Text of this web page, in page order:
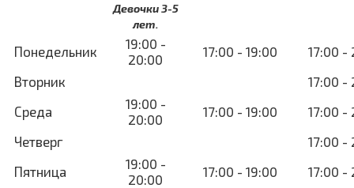
Девочки 3-5
лет.
Понедельник
19:00 -
20:00
17:00 - 19:00
17:00 -
Вторник
17:00 -
Среда
19:00 -
20:00
17:00 - 19:00
17:00 -
Четверг
17:00 -
Пятница
19:00 -
20:00
17:00 - 19:00
17:00 -